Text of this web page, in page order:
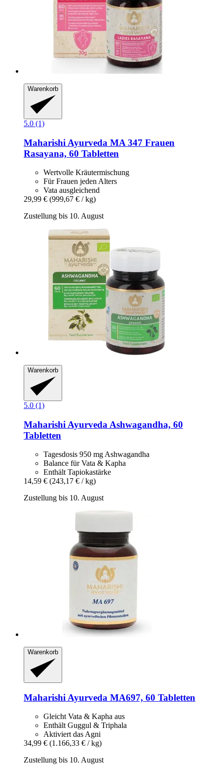
Warenkorb
5.0 (1)
Maharishi Ayurveda MA 347 Frauen
Rasayana, 60 Tabletten
Wertvolle Kräutermischung
Für Frauen jeden Alters
Vata ausgleichend
29,99 € (999,67 € / kg)
Zustellung bis 10. August
Warenkorb
5.0 (1)
Maharishi Ayurveda Ashwagandha, 60
Tabletten
Tagesdosis 950 mg Ashwagandha
Balance für Vata & Kapha
Enthält Tapiokastärke
14,59 € (243,17 € / kg)
Zustellung bis 10. August
Warenkorb
Maharishi Ayurveda MA697, 60 Tabletten
Gleicht Vata & Kapha aus
Enthält Guggul & Triphala
Aktiviert das Agni
34,99 € (1.166,33 € / kg)
Zustellung bis 10. August